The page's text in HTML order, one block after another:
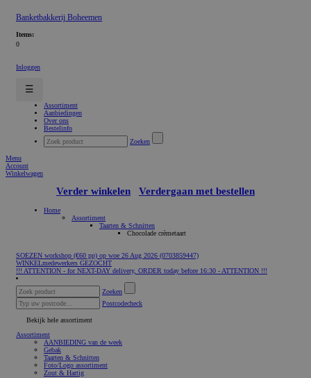
Banketbakkerij Boheemen
Items:
0
Inloggen
☰
Assortiment
Aanbiedingen
Over ons
Bestelinfo
Zoeken
Menu
Account
Winkelwagen
Verder winkelen Verdergaan met bestellen
Home
Assortiment
Taarten & Schnitten
Chocolade crèmetaart
SOEZEN workshop (€60 pp) op woe 26 Aug 2026 (0703859447)
WINKELmedewerkers GEZOCHT
!!! ATTENTION - for NEXT-DAY delivery, ORDER today before 16:30 - ATTENTION !!!
Zoeken
Postcodecheck
Bekijk hele assortiment
Assortiment
AANBIEDING van de week
Gebak
Taarten & Schnitten
Foto/Logo assortiment
Zout & Hartig